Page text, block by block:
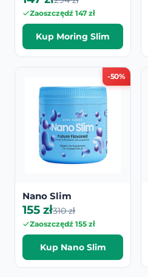
Zaoszczędź 147 zł
Kup Moring Slim
-50%
Nano Slim
155 zł310 zł
Zaoszczędź 155 zł
Kup Nano Slim